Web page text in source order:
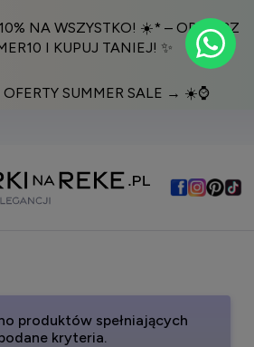
NA WSZYSTKO! ☀️* – ODBIERZ
I KUPUJ TANIEJ! ✨
OFERTY SUMMER SALE → ☀️⌚️
produktów spełniających
kryteria.